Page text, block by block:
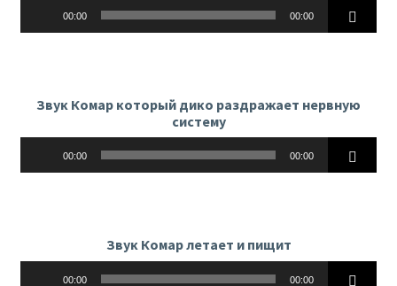
00:00 00:00
Звук Комар который дико раздражает нервную
систему
00:00 00:00
Звук Комар летает и пищит
00:00 00:00